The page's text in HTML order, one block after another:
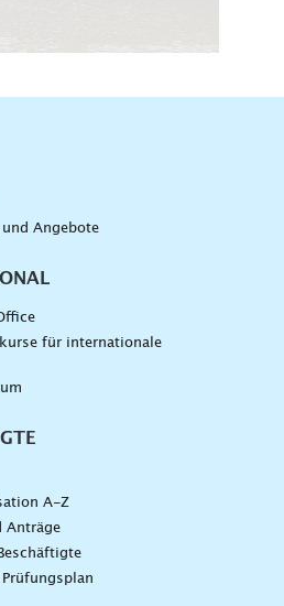
Angebote
für internationale
A-Z
Anträge